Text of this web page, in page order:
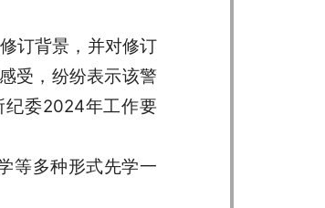
订背景，并对修订
受，纷纷表示该警
纪委2024年工作要
等多种形式先学一